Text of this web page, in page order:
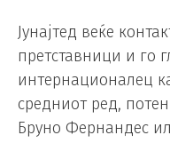
Јунајтед веќе
претставници и го
интернационалец
средниот ред,
Бруно Фернандес